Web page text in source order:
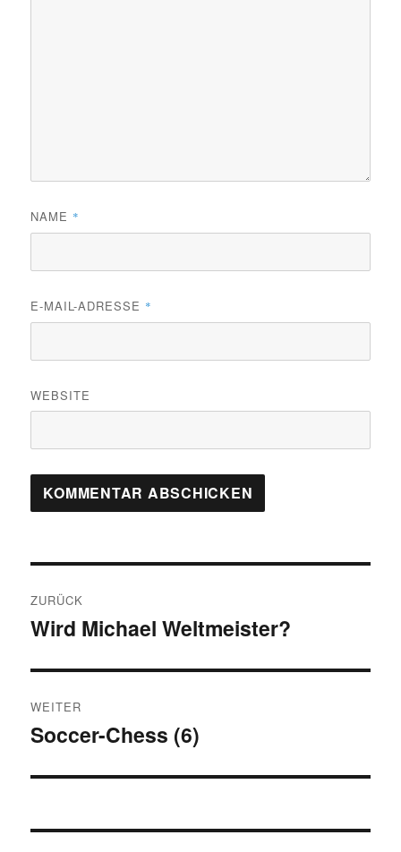
NAME *
E-MAIL-ADRESSE *
WEBSITE
ZURÜCK
Vorheriger
Wird Michael Weltmeister?
WEITER
Nächster
Soccer-Chess (6)